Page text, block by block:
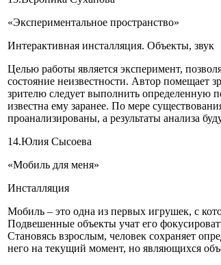
«Экспериментальное пространство»
Интерактивная инсталляция. Объекты, звук
Целью работы является эксперимент,
состояние неизвестности. Автор помещает
зрителю следует выполнить определенную
известна ему заранее. По мере
проанализированы, а результаты анализа
14.Юлия Сысоева
«Мобиль для меня»
Инсталляция
Мобиль ‒ это одна из первых игрушек, с
Подвешенные объекты учат его
Становясь взрослым, человек сохраняет
него на текущий момент, но являющихся